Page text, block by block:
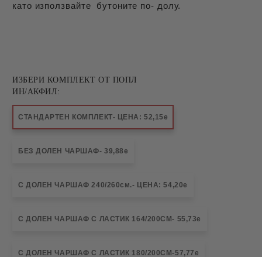
като използвайте бутоните по- долу.
ИЗБЕРИ КОМПЛЕКТ ОТ ПОПЛ
ИН/АКФИЛ:
СТАНДАРТЕН КОМПЛЕКТ- ЦЕНА: 52,15е
БЕЗ ДОЛЕН ЧАРШАФ- 39,88е
С ДОЛЕН ЧАРШАФ 240/260см.- ЦЕНА: 54,20е
С ДОЛЕН ЧАРШАФ С ЛАСТИК 164/200СМ- 55,73е
С ДОЛЕН ЧАРШАФ С ЛАСТИК 180/200СМ-57,77е